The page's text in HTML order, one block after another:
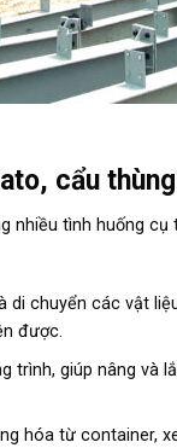
cẩu
nhiều tình huống cụ
di chuyển các vật
được.
trình, giúp nâng và
hóa từ container,